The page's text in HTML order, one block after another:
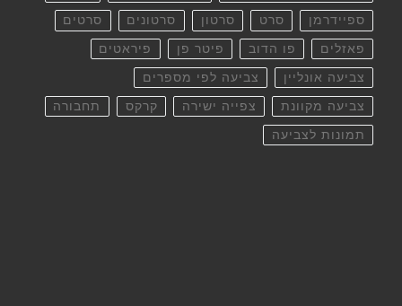
ספיידרמן סרט סרטון סרטונים סרטים
פאזלים פו הדוב פיטר פן פיראטים
צביעה אונליין צביעה לפי מספרים
צביעה מקוונת צפייה ישירה קרקס תחבורה
תמונות לצביעה